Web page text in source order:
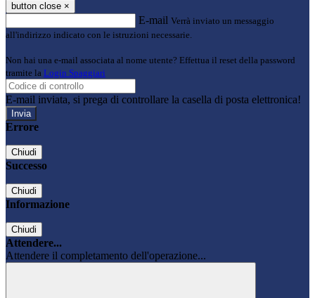
button close ×
E-mail Verrà inviato un messaggio
all'indirizzo indicato con le istruzioni necessarie.
Non hai una e-mail associata al nome utente? Effettua il reset della password
tramite la Login Spaggiari
E-mail inviata, si prega di controllare la casella di posta elettronica!
Errore
Chiudi
Successo
Chiudi
Informazione
Chiudi
Attendere...
Attendere il completamento dell'operazione...